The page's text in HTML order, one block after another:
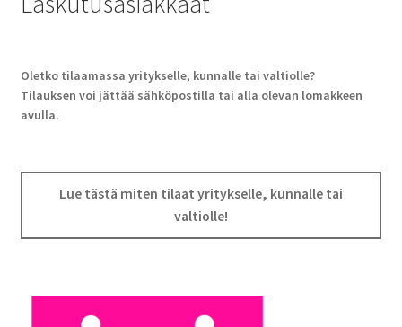
Oletko tilaamassa yritykselle, kunnalle tai valtiolle?
Tilauksen voi jättää sähköpostilla tai alla olevan lomakkeen
avulla.
Lue tästä miten tilaat yritykselle, kunnalle tai
valtiolle!